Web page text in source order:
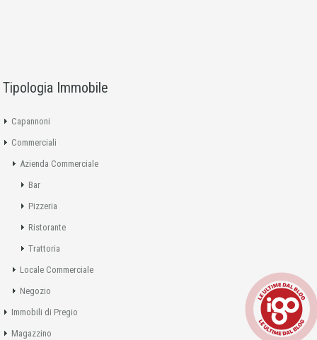
Tipologia Immobile
Capannoni
Commerciali
Azienda Commerciale
Bar
Pizzeria
Ristorante
Trattoria
Locale Commerciale
Negozio
Immobili di Pregio
Magazzino